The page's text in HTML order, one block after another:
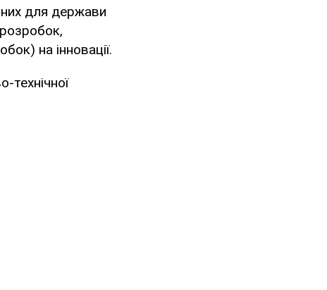
для держави
на інновації.
технічної